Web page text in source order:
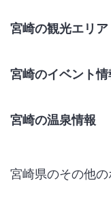
宮崎の観光エリ
宮崎のイベント情
宮崎の温泉情報
宮崎県のその他